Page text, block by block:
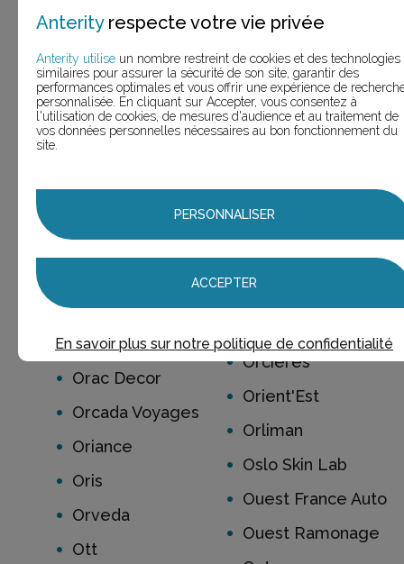
Odyssée Camping-
Car
Oh My Cream!
OL
Olivier Burduche
ONE Campaign
Open De Brest
Optic 2000
Orac Decor
Orcada Voyages
Oriance
Oris
Orveda
Ott
Oisans
Olapex
Olivier Couraud
Olympus
OnePoint
Opel
Open'Cook
Option Finance
Orcières
Orient'Est
Orliman
Oslo Skin Lab
Ouest France Auto
Ouest Ramonage
Anterityrespecte votre vie privée
Anterity utilise un nombre restreint de cookies et des technologies
similaires pour assurer la sécurité de son site, garantir des
performances optimales et vous offrir une expérience de
personnalisée. En cliquant sur Accepter, vous consentez à
l'utilisation de cookies, de mesures d'audience et au traitement de
vos données personnelles nécessaires au bon fonctionnement du
site.
PERSONNALISER
ACCEPTER
En savoir plus sur notre politique de confidentialité